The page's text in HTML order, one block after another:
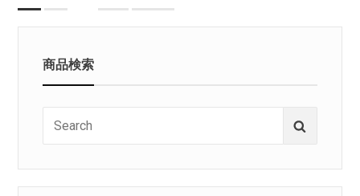
稿
の
ペ
送
商品検索